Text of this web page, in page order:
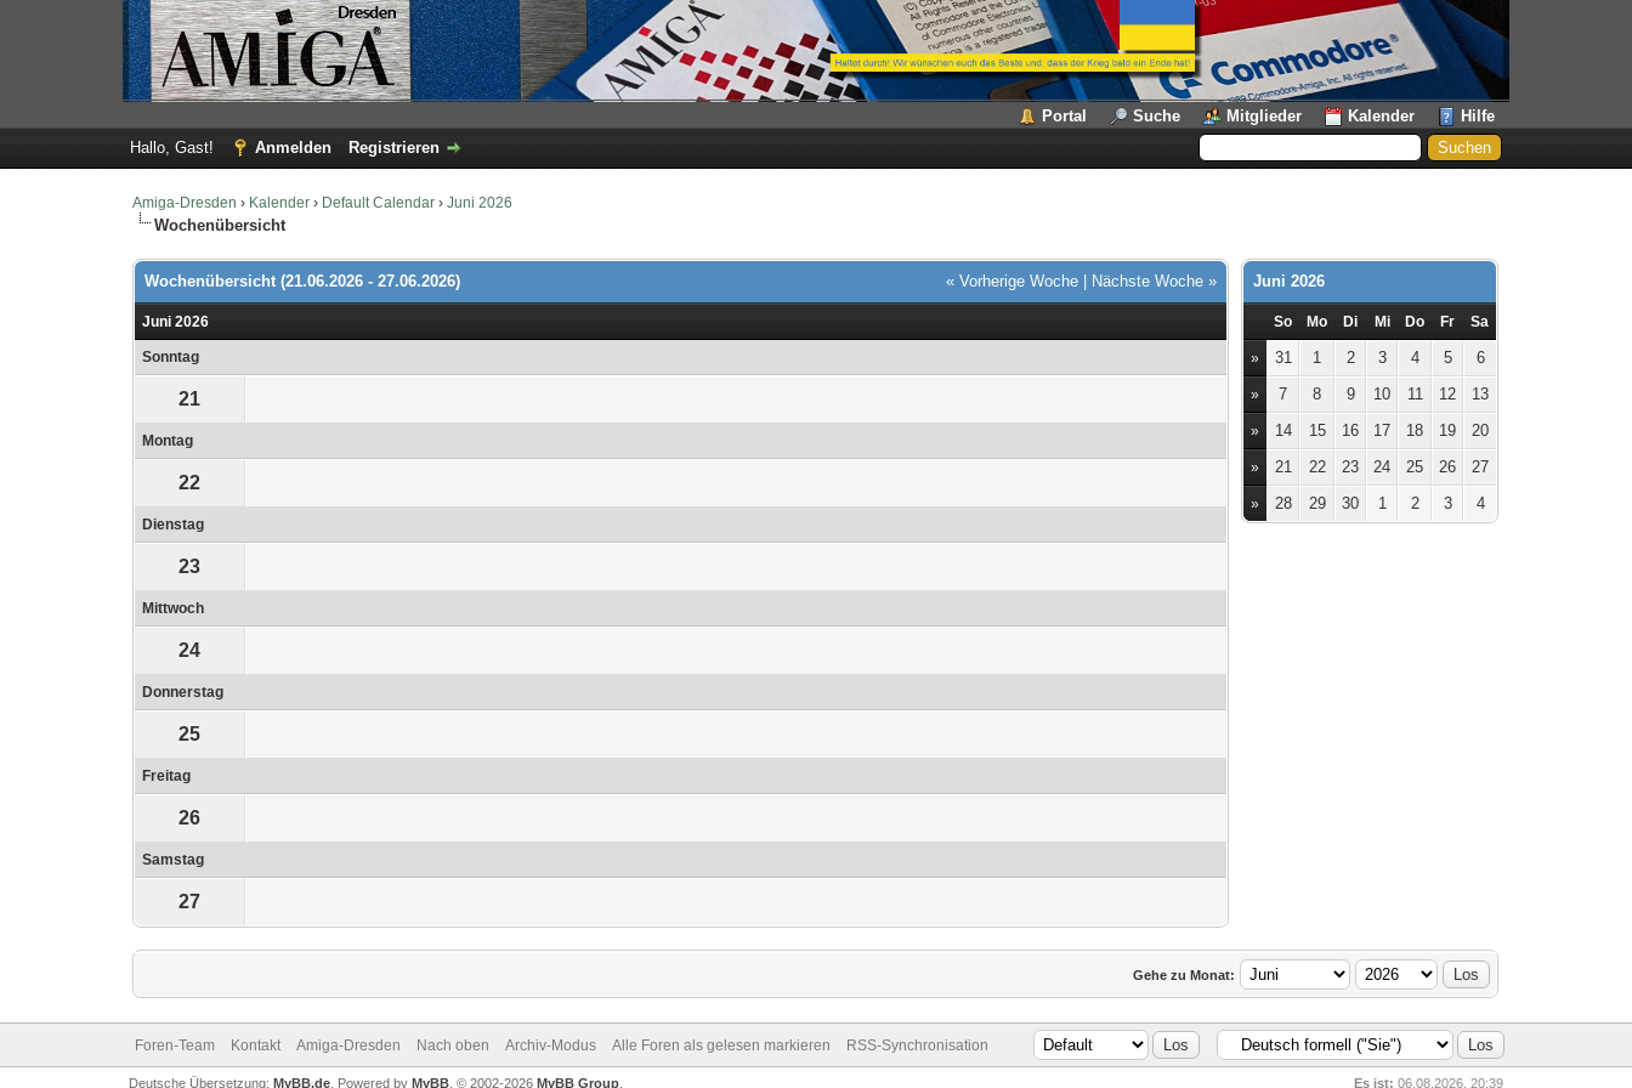
Portal Suche Mitglieder Kalender
Hilfe
Hallo, Gast!
Anmelden Registrieren
Amiga-Dresden › Kalender › Default Calendar ›Juni 2026
Wochenübersicht
« Vorherige Woche Nächste Woche »
Wochenübersicht (21.06.2026 - 27.06.2026)
Juni 2026
Sonntag
21
Montag
22
Dienstag
23
Mittwoch
24
Donnerstag
25
Freitag
26
Samstag
27
Juni 2026
So Mo Di Mi Do Fr Sa
» 31 1 2 3 4 5 6
» 7 8 9 10 11 12 13
» 14 15 16 17 18 19 20
» 21 22 23 24 25 26 27
» 28 29 30 1 2 3 4
Gehe zu Monat:
Foren-Team Kontakt Amiga-Dresden Nach oben Archiv-Modus Alle Foren als gelesen markieren RSS-Synchronisation
Es ist: 06.08.2026, 20:39
Deutsche Übersetzung: MyBB.de, Powered by MyBB, © 2002-2026 MyBB Group.